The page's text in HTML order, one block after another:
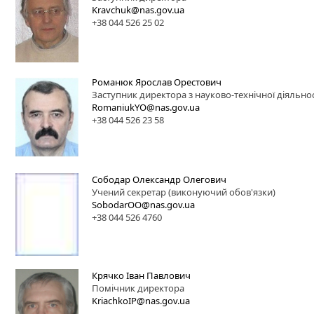
Kravchuk@nas.gov.ua
+38 044 526 25 02
Романюк Ярослав Орестович
Заступник директора з науково-технічної
RomaniukYO@nas.gov.ua
+38 044 526 23 58
Сободар Олександр Олегович
Учений секретар (виконуючий обов'язки)
SobodarOO@nas.gov.ua
+38 044 526 4760
Крячко Іван Павлович
Помічник директора
KriachkoIP@nas.gov.ua